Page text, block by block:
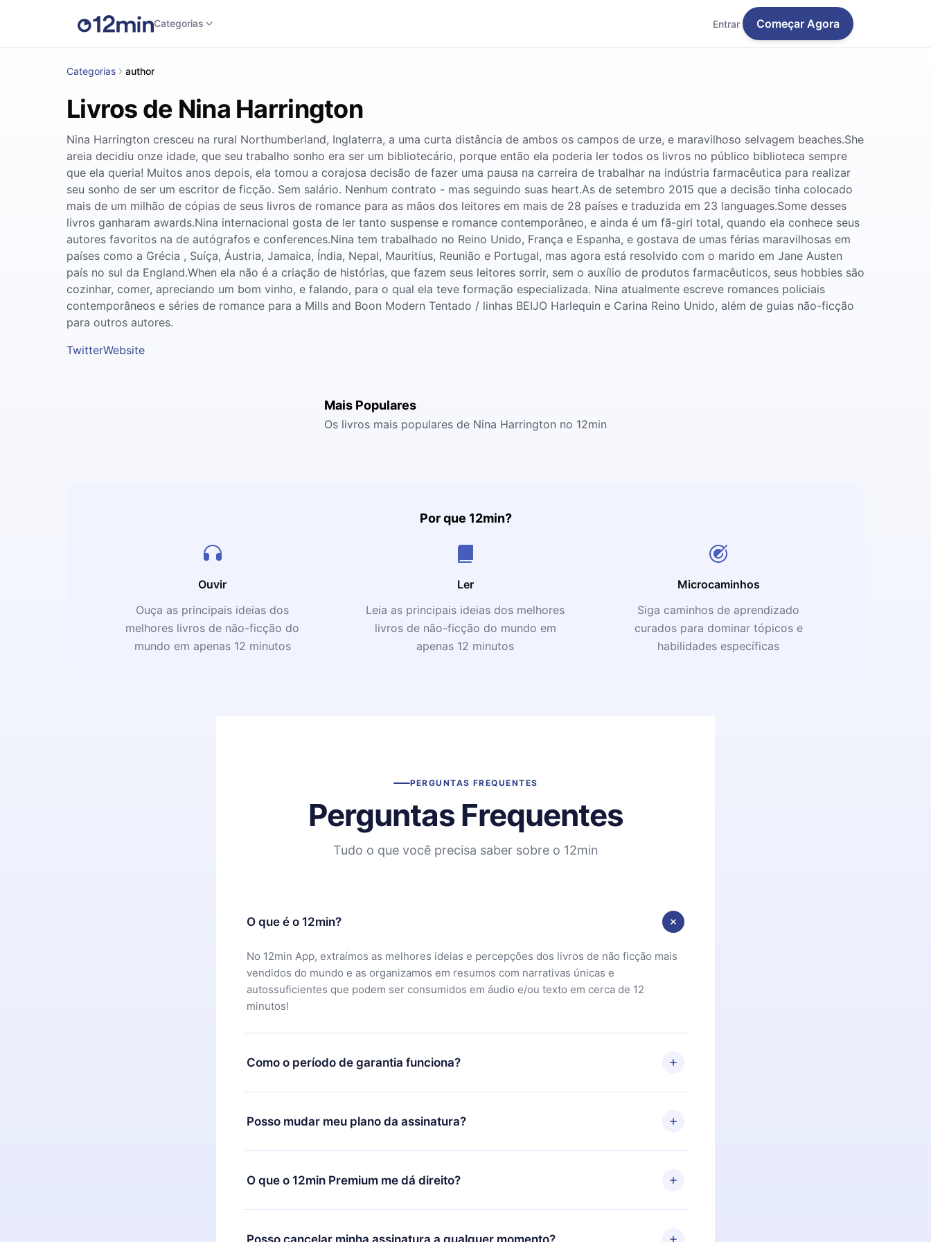
Categorias Entrar Começar Agora
Categorias author
Livros de Nina Harrington
Nina Harrington cresceu na rural Northumberland, Inglaterra, a uma curta distância de ambos os campos de urze, e maravilhoso selvagem beaches.She
areia decidiu onze idade, que seu trabalho sonho era ser um bibliotecário, porque então ela poderia ler todos os livros no público biblioteca sempre
que ela queria! Muitos anos depois, ela tomou a corajosa decisão de fazer uma pausa na carreira de trabalhar na indústria farmacêutica para realizar
seu sonho de ser um escritor de ficção. Sem salário. Nenhum contrato - mas seguindo suas heart.As de setembro 2015 que a decisão tinha colocado
mais de um milhão de cópias de seus livros de romance para as mãos dos leitores em mais de 28 países e traduzida em 23 languages.Some desses
livros ganharam awards.Nina internacional gosta de ler tanto suspense e romance contemporâneo, e ainda é um fã-girl total, quando ela conhece seus
autores favoritos na de autógrafos e conferences.Nina tem trabalhado no Reino Unido, França e Espanha, e gostava de umas férias maravilhosas em
países como a Grécia , Suíça, Áustria, Jamaica, Índia, Nepal, Mauritius, Reunião e Portugal, mas agora está resolvido com o marido em Jane Austen
país no sul da England.When ela não é a criação de histórias, que fazem seus leitores sorrir, sem o auxílio de produtos farmacêuticos, seus hobbies são
cozinhar, comer, apreciando um bom vinho, e falando, para o qual ela teve formação especializada. Nina atualmente escreve romances policiais
contemporâneos e séries de romance para a Mills and Boon Modern Tentado / linhas BEIJO Harlequin e Carina Reino Unido, além de guias não-ficção
para outros autores.
TwitterWebsite
Mais Populares
Os livros mais populares de Nina Harrington no 12min
Por que 12min?
Ouvir
Ouça as principais ideias dos
melhores livros de não-ficção do
mundo em apenas 12 minutos
Ler
Leia as principais ideias dos melhores
livros de não-ficção do mundo em
apenas 12 minutos
Microcaminhos
Siga caminhos de aprendizado
curados para dominar tópicos e
habilidades específicas
PERGUNTAS FREQUENTES
Perguntas Frequentes
Tudo o que você precisa saber sobre o 12min
O que é o 12min?
No 12min App, extraímos as melhores ideias e percepções dos livros de não ficção mais
vendidos do mundo e as organizamos em resumos com narrativas únicas e
autossuficientes que podem ser consumidos em áudio e/ou texto em cerca de 12
minutos!
Como o período de garantia funciona?
Você pode baixar nosso aplicativo e começar a aproveitar nossa biblioteca. Se por algum
motivo não ficar satisfeito com nossa plataforma, basta entrar em contato com nossa
equipe de suporte (contato@12min.com) em até 7 dias após a compra e solicitar o
Posso mudar meu plano da assinatura?
Sim, mas a mudança só se aplicará a partir do próximo período de cobrança. Por
exemplo, se você decidiu mudar sua assinatura mensal para anual, após confirmar a
mudança para o plano anual, o novo plano só será aplicado e cobrado após o aniversário
O que o 12min Premium me dá direito?
O 12min Premium é um plano que te garante acesso a toda nossa biblioteca de 2500+
títulos disponíveis em 3 línguas (Inglês, espanhol e português) que você pode ler ou
Posso cancelar minha assinatura a qualquer momento?